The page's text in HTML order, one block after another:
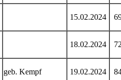
15.02.2024
18.02.2024
geb. Kempf 19.02.2024